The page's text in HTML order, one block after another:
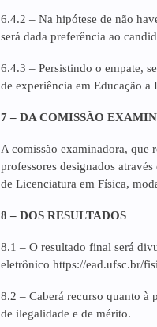
6.4.2 – Na hipótese de não
será dada preferência ao
6.4.3 – Persistindo o empate,
de experiência em Educação a
7 – DA COMISSÃO
A comissão examinadora, que
professores designados
de Licenciatura em Física,
8 – DOS RESULTADOS
8.1 – O resultado final será
eletrônico https://ead.ufsc.br/
8.2 – Caberá recurso quanto à
de ilegalidade e de mérito.